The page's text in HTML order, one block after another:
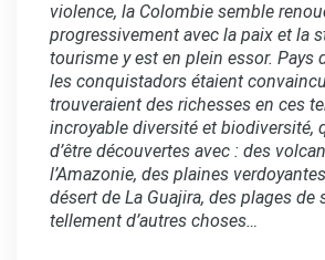
violence, la Colombie semble
progressivement avec la paix et la
tourisme y est en plein essor. Pays
les conquistadors étaient
trouveraient des richesses en ces
incroyable diversité et biodiversité,
d’être découvertes avec : des
l’Amazonie, des plaines
désert de La Guajira, des plages de
tellement d’autres choses…